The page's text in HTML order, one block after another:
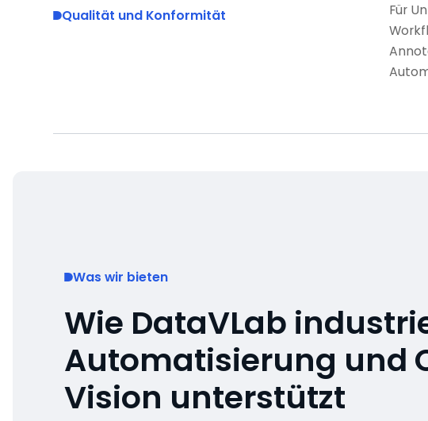
Qualität und Konformität
Für
Was wir bieten
Wie DataVLab
Automatisierung und
Vision unterstützt